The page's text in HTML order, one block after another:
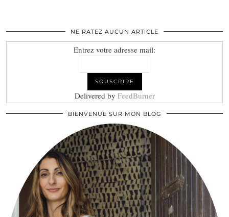
NE RATEZ AUCUN ARTICLE
Entrez votre adresse mail:
Delivered by FeedBurner
BIENVENUE SUR MON BLOG